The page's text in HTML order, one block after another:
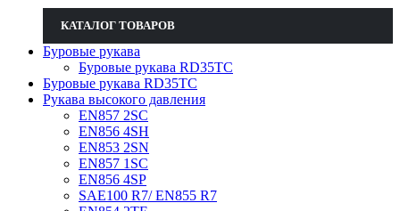
КАТАЛОГ ТОВАРОВ
Буровые рукава
Буровые рукава RD35TC
Буровые рукава RD35TC
Рукава высокого давления
EN857 2SС
EN856 4SH
EN853 2SN
EN857 1SC
EN856 4SP
SAE100 R7/ EN855 R7